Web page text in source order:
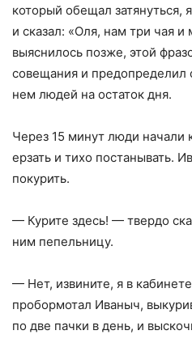
который обещал затянуться,
и сказал: «Оля, нам три чая и
выяснилось позже, этой
совещания и предопределил
нем людей на остаток дня.
Через 15 минут люди начали
ерзать и тихо постанывать.
покурить.
— Курите здесь! — твердо
ним пепельницу.
— Нет, извините, я в
пробормотал Иваныч,
по две пачки в день, и